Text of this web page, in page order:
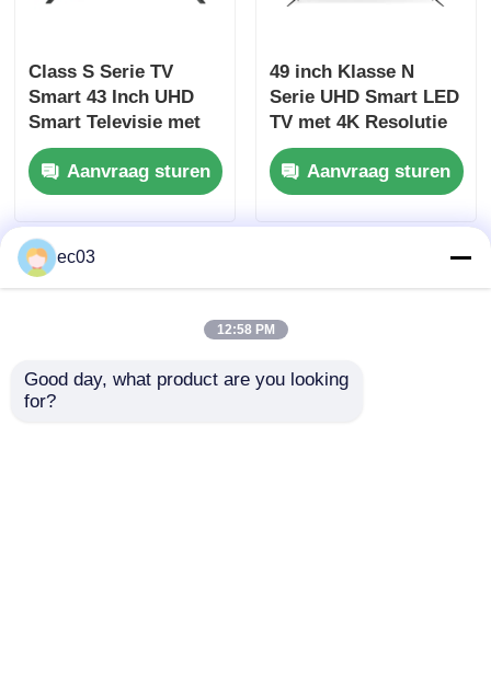
Slimme LEIDENE TV
hd geleide TV
4K LED-tv
Waterdichte tv
Class S Serie TV
Smart 43 Inch UHD
Smart Televisie met
4K UHD Resolutie
Aanvraag sturen
49 inch Klasse N
Serie UHD Smart LED
TV met 4K Resolutie
3840 x 2160
Aanvraag sturen
ec03
12:58 PM
Good day, what product are you looking
for?